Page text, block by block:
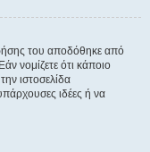
του αποδόθηκε από
νομίζετε ότι κάποιο
ιστοσελίδα
ιδέες ή να